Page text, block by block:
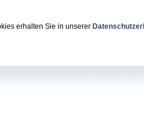
erhalten Sie in unserer